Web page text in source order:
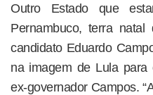
Outro Estado que
Pernambuco, terra
candidato Eduardo
na imagem de Lula para
ex-governador Campos.